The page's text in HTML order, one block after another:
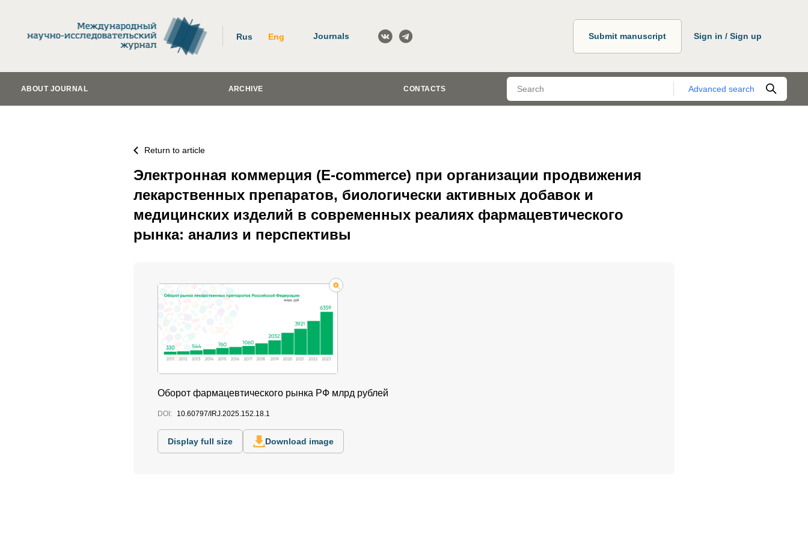
Rus Eng Journals Submit manuscript Sign in / Sign up
ABOUT JOURNAL ARCHIVE CONTACTS Advanced search
Return to article
Электронная коммерция (E-commerce) при организации продвижения
лекарственных препаратов, биологически активных добавок и
медицинских изделий в современных реалиях фармацевтического
рынка: анализ и перспективы
Оборот фармацевтического рынка РФ млрд рублей
DOI: 10.60797/IRJ.2025.152.18.1
Display full size Download image